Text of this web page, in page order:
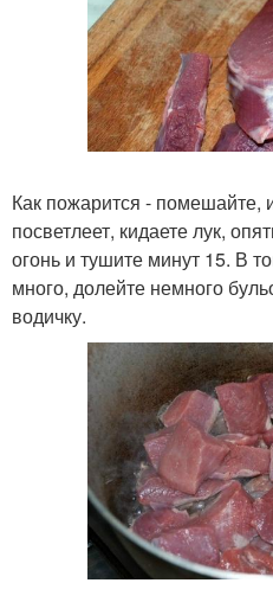
Как пожарится - помешайте,
посветлеет, кидаете лук,
огонь и тушите минут 15. В
много, долейте немного
водичку.